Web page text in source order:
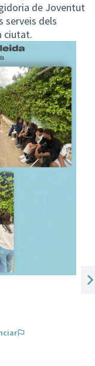
de Joventut
serveis dels
ciutat.